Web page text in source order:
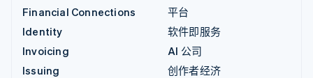
Financial Connections
Identity
Invoicing
Issuing
平台
软件即服务
AI 公司
创作者经济